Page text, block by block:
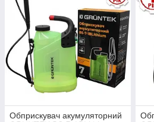
Обприскувач акумуляторний